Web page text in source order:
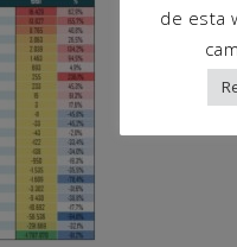
de esta